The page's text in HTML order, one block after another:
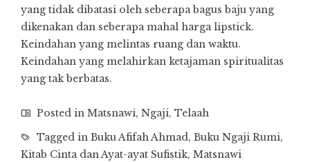
yang tidak dibatasi oleh seberapa bagus baju yang
dikenakan dan seberapa mahal harga lipstick.
Keindahan yang melintas ruang dan waktu.
Keindahan yang melahirkan ketajaman spiritualitas
yang tak berbatas.
Posted in Matsnawi, Ngaji, Telaah
Tagged in Buku Afifah Ahmad, Buku Ngaji Rumi,
Kitab Cinta dan Ayat-ayat Sufistik, Matsnawi